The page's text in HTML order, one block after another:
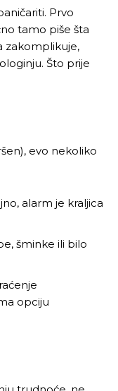
Prvo
tamo piše šta
zakomplikuje,
Što prije
evo nekoliko
alarm je kraljica
šminke ili bilo
opciju